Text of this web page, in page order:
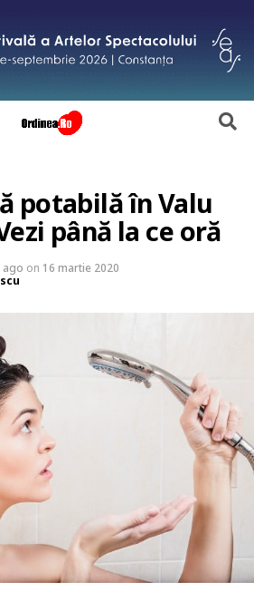
potabilă în Valu
până la ce oră
ago on 16 martie 2020